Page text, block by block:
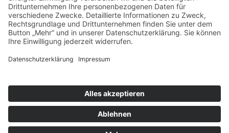
Mittwoch nachmittags geschlossen
Folgen Sie uns auf:
INSTAGRAM
FACEBOOK
© 2026 - Metzgerei Pfunder